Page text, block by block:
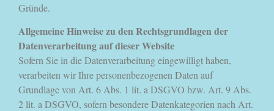
Gründe.
Allgemeine Hinweise zu den Rechtsgrundlagen der
Datenverarbeitung auf dieser Website
Sofern Sie in die Datenverarbeitung eingewilligt haben,
verarbeiten wir Ihre personenbezogenen Daten auf
Grundlage von Art. 6 Abs. 1 lit. a DSGVO bzw. Art. 9 Abs.
2 lit. a DSGVO, sofern besondere Datenkategorien nach Art.